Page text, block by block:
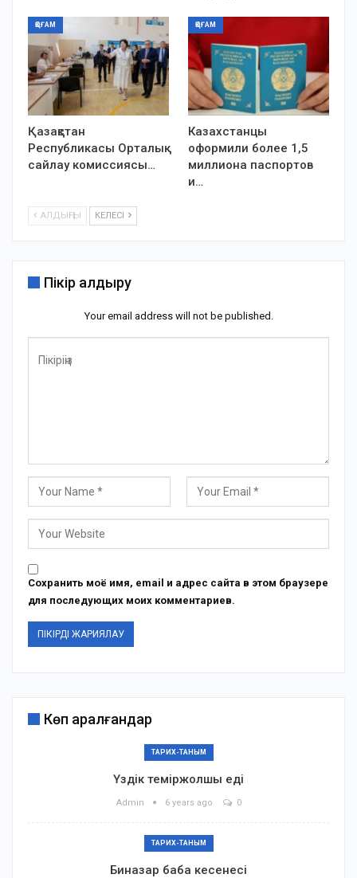
ҚОҒАМ
Қазақстан
Республикасы Орталық
сайлау комиссиясы…
ҚОҒАМ
Казахстанцы
оформили более 1,5
миллиона паспортов
и…
АЛДЫҢҒЫ КЕЛЕСІ
Пікір қалдыру
Your email address will not be published.
Сохранить моё имя, email и адрес сайта в этом браузере
для последующих моих комментариев.
Көп қаралғандар
ТАРИХ-ТАНЫМ
Үздік теміржолшы еді
Admin 6 years ago 0
ТАРИХ-ТАНЫМ
Биназар баба кесенесі